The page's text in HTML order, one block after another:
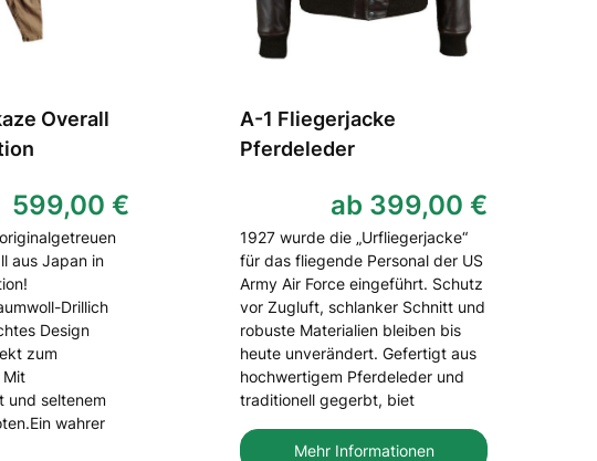
Overall
599,00 €
aus Japan in
Drillich
Design
zum
Mit
und seltenem
wahrer
A-1 Fliegerjacke
Pferdeleder
ab 399,00 €
1927 wurde die „Urfliegerjacke“
für das fliegende Personal der US
Army Air Force eingeführt. Schutz
vor Zugluft, schlanker Schnitt und
robuste Materialien bleiben bis
heute unverändert. Gefertigt aus
hochwertigem Pferdeleder und
traditionell gegerbt, biet
Mehr Informationen